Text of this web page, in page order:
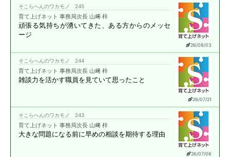
26/08/03
そこらへんのワカモノ 245
育て上げネット 事務局次長 山﨑 梓
頑張る気持ちが湧いてきた、 ある方からのメッセ
ージ
26/07/21
そこらへんのワカモノ 244
育て上げネット 事務局次長 山﨑 梓
雑談力を活かす職員を見ていて思ったこと
26/07/06
そこらへんのワカモノ 243
育て上げネット 事務局次長 山﨑 梓
大きな問題になる前に早めの相談を期待する理由